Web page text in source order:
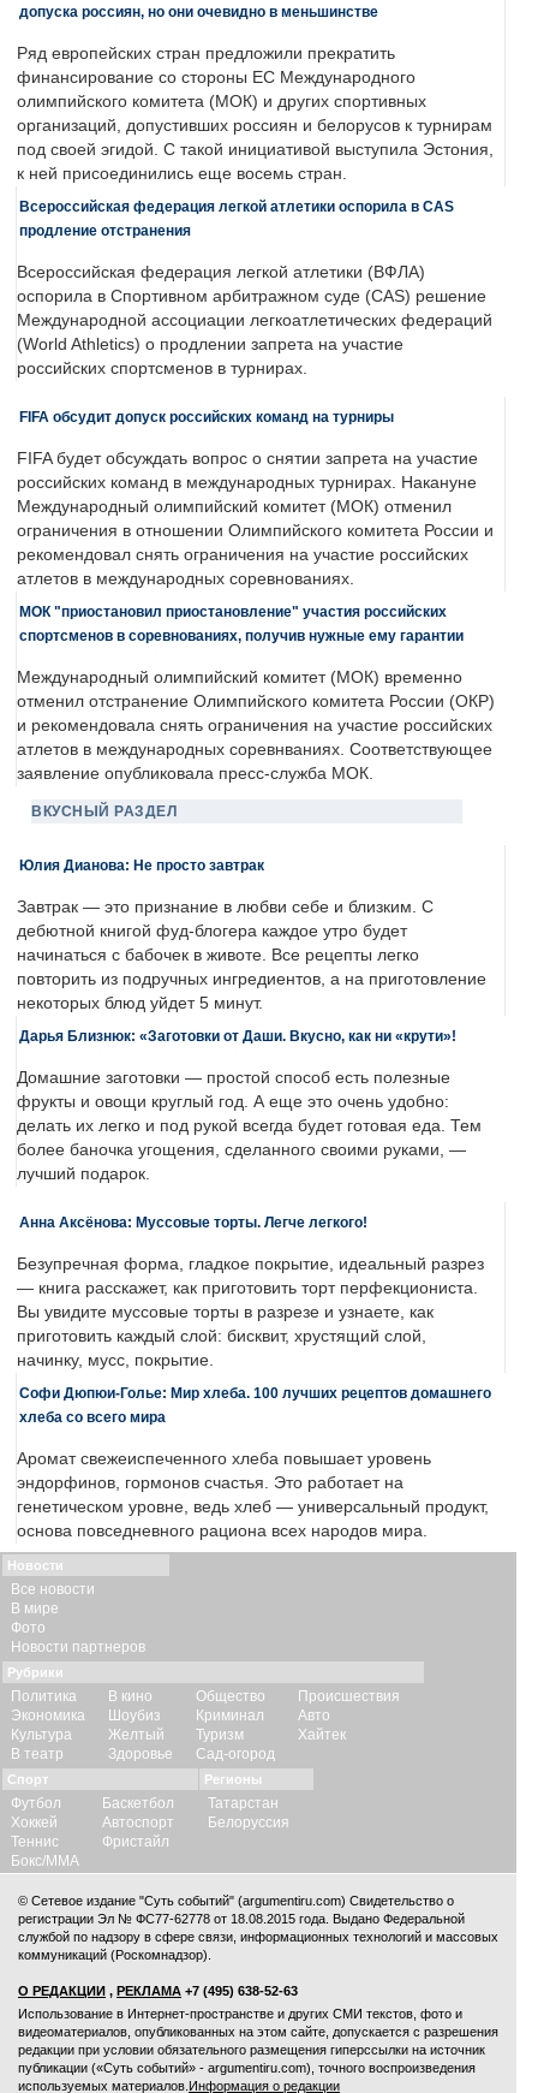
допуска россиян, но они очевидно в меньшинстве
Ряд европейских стран предложили прекратить
финансирование со стороны ЕС Международного
олимпийского комитета (МОК) и других спортивных
организаций, допустивших россиян и белорусов к турнирам
под своей эгидой. С такой инициативой выступила Эстония,
к ней присоединились еще восемь стран.
Всероссийская федерация легкой атлетики оспорила в CAS
продление отстранения
Всероссийская федерация легкой атлетики (ВФЛА)
оспорила в Спортивном арбитражном суде (CAS) решение
Международной ассоциации легкоатлетических федераций
(World Athletics) о продлении запрета на участие
российских спортсменов в турнирах.
FIFA обсудит допуск российских команд на турниры
FIFA будет обсуждать вопрос о снятии запрета на участие
российских команд в международных турнирах. Накануне
Международный олимпийский комитет (МОК) отменил
ограничения в отношении Олимпийского комитета России и
рекомендовал снять ограничения на участие российских
атлетов в международных соревнованиях.
МОК "приостановил приостановление" участия российских
спортсменов в соревнованиях, получив нужные ему гарантии
Международный олимпийский комитет (МОК) временно
отменил отстранение Олимпийского комитета России (ОКР)
и рекомендовала снять ограничения на участие российских
атлетов в международных соревнваниях. Соответствующее
заявление опубликовала пресс-служба МОК.
ВКУСНЫЙ РАЗДЕЛ
Юлия Дианова: Не просто завтрак
Завтрак — это признание в любви себе и близким. С
дебютной книгой фуд-блогера каждое утро будет
начинаться с бабочек в животе. Все рецепты легко
повторить из подручных ингредиентов, а на приготовление
некоторых блюд уйдет 5 минут.
Дарья Близнюк: «Заготовки от Даши. Вкусно, как ни «крути»!
Домашние заготовки — простой способ есть полезные
фрукты и овощи круглый год. А еще это очень удобно:
делать их легко и под рукой всегда будет готовая еда. Тем
более баночка угощения, сделанного своими руками, —
лучший подарок.
Анна Аксёнова: Муссовые торты. Легче легкого!
Безупречная форма, гладкое покрытие, идеальный разрез
— книга расскажет, как приготовить торт перфекциониста.
Вы увидите муссовые торты в разрезе и узнаете, как
приготовить каждый слой: бисквит, хрустящий слой,
начинку, мусс, покрытие.
Софи Дюпюи-Голье: Мир хлеба. 100 лучших рецептов домашнего
хлеба со всего мира
Аромат свежеиспеченного хлеба повышает уровень
эндорфинов, гормонов счастья. Это работает на
генетическом уровне, ведь хлеб — универсальный продукт,
основа повседневного рациона всех народов мира.
Новости
Все новости
В мире
Фото
Новости партнеров
Рубрики
Политика
Экономика
Культура
В театр
В кино
Шоубиз
Желтый
Здоровье
Общество
Криминал
Туризм
Сад-огород
Происшествия
Авто
Хайтек
Спорт
Футбол
Хоккей
Теннис
Бокс/ММА
Баскетбол
Автоспорт
Фристайл
Регионы
Татарстан
Белоруссия
© Сетевое издание "Суть событий" (argumentiru.com) Свидетельство о
регистрации Эл № ФС77-62778 от 18.08.2015 года. Выдано Федеральной
службой по надзору в сфере связи, информационных технологий и массовых
коммуникаций (Роскомнадзор).
О РЕДАКЦИИ , РЕКЛАМА +7 (495) 638-52-63
Использование в Интернет-пространстве и других СМИ текстов, фото и
видеоматериалов, опубликованных на этом сайте, допускается с разрешения
редакции при условии обязательного размещения гиперссылки на источник
публикации («Суть событий» - argumentiru.com), точного воспроизведения
используемых материалов. Информация о редакции